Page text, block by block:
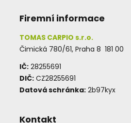
Firemní informace
TOMAS CARPIO s.r.o.
Čimická 780/61, Praha 8 181 00
IČ: 28255691
DIČ: CZ28255691
Datová schránka: 2b97kyx
Kontakt